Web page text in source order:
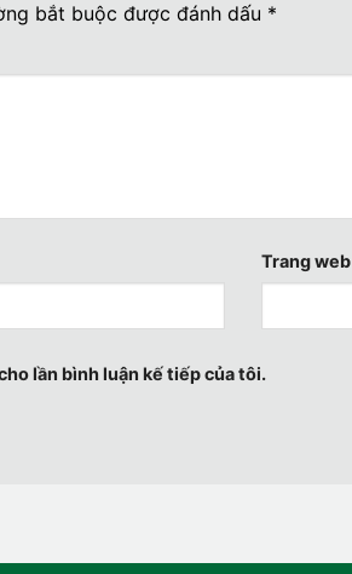
bắt buộc được đánh dấu *
Trang web
lần bình luận kế tiếp của tôi.